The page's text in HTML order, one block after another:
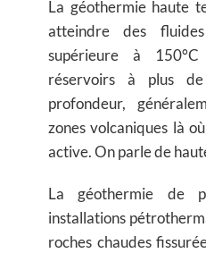
La géothermie haute
atteindre des
supérieure à
réservoirs à plus
profondeur,
zones volcaniques là
active. On parle de
La géothermie de
installations
roches chaudes